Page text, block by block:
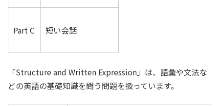
Part C 短い会話
「Structure and Written Expression」は、語彙や文法な
どの英語の基礎知識を問う問題を扱っています。